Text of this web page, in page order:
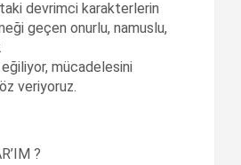
devrimci karakterlerin
geçen onurlu, namuslu,
eğiliyor, mücadelesini
veriyoruz.
?